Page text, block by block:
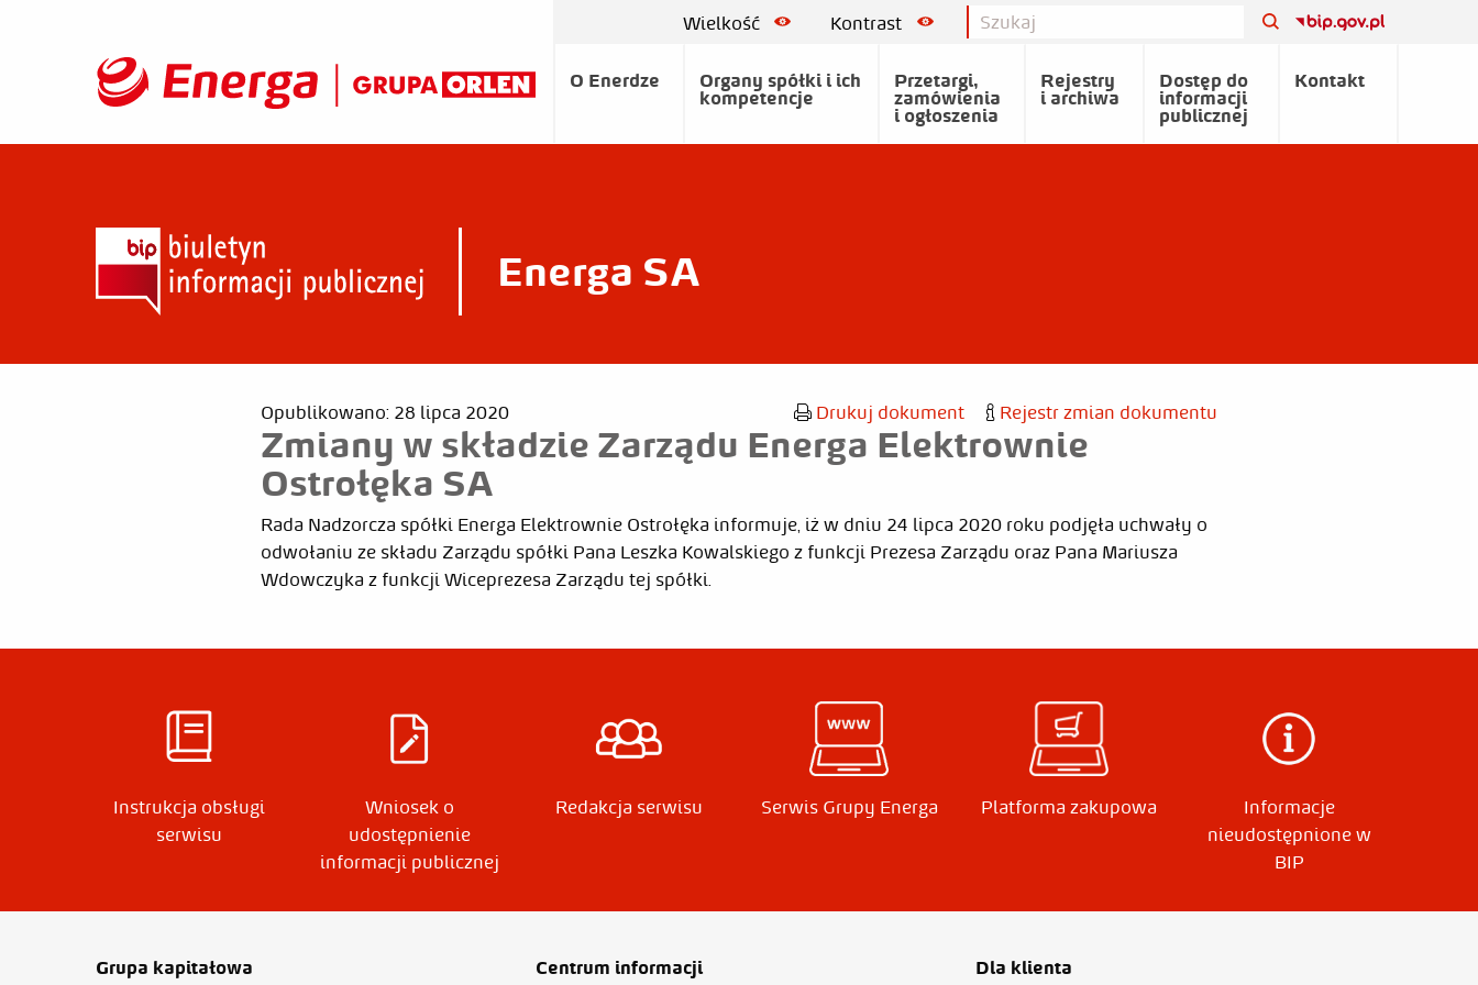
Wielkość Kontrast
O Enerdze
Organy spółki i ich
kompetencje
Przetargi,
zamówienia
i ogłoszenia
Rejestry
i archiwa
Dostęp do
informacji
publicznej
Kontakt
Energa SA
Opublikowano: 28 lipca 2020 Drukuj dokument Rejestr zmian dokumentu
Zmiany w składzie Zarządu Energa Elektrownie
Ostrołęka SA
Rada Nadzorcza spółki Energa Elektrownie Ostrołęka informuje, iż w dniu 24 lipca 2020 roku podjęła uchwały o
odwołaniu ze składu Zarządu spółki Pana Leszka Kowalskiego z funkcji Prezesa Zarządu oraz Pana Mariusza
Wdowczyka z funkcji Wiceprezesa Zarządu tej spółki.
Rodzaj zmiany
Instrukcja obsługi
serwisu
Wniosek o
udostępnienie
informacji publicznej
Redakcja serwisu Serwis Grupy Energa Platforma zakupowa
Informacje
nieudostępnione w
BIP
Grupa kapitałowa Centrum informacji Dla klienta